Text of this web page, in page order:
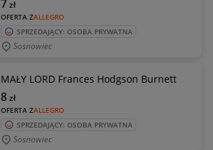
OFERTA ZALLEGRO
7zł
SPRZEDAJĄCY: OSOBA PRYWATNA
Sosnowiec
MAŁY LORD Frances Hodgson Burnett
OFERTA ZALLEGRO
8zł
SPRZEDAJĄCY: OSOBA PRYWATNA
Sosnowiec